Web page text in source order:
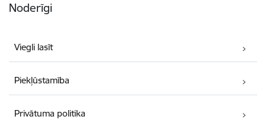
Noderīgi
Viegli lasīt
Piekļūstamība
Privātuma politika